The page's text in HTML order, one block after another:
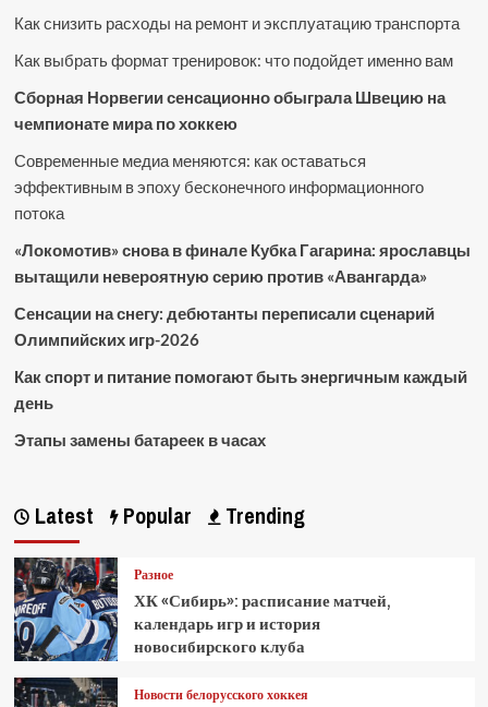
Как снизить расходы на ремонт и эксплуатацию транспорта
Как выбрать формат тренировок: что подойдет именно вам
Сборная Норвегии сенсационно обыграла Швецию на
чемпионате мира по хоккею
Современные медиа меняются: как оставаться
эффективным в эпоху бесконечного информационного
потока
«Локомотив» снова в финале Кубка Гагарина: ярославцы
вытащили невероятную серию против «Авангарда»
Сенсации на снегу: дебютанты переписали сценарий
Олимпийских игр-2026
Как спорт и питание помогают быть энергичным каждый
день
Этапы замены батареек в часах
Latest Popular Trending
Разное
ХК «Сибирь»: расписание матчей,
календарь игр и история
новосибирского клуба
Новости белорусского хоккея